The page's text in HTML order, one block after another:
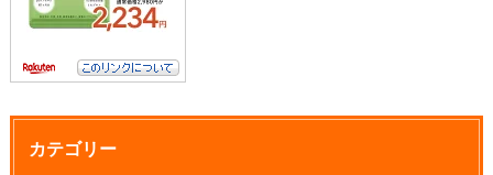
カテゴリー